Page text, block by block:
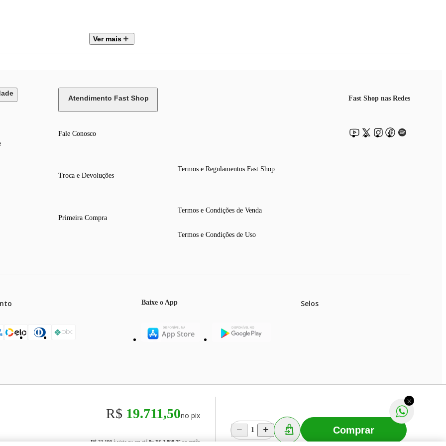
R$ 19.711,50no pix
R$ 23.190 à vista ou em até 8x R$ 2.898,75no cartão
1 Comprar
Ver mais
Atendimento Fast Shop
Fale Conosco
Troca e Devoluções
Primeira Compra
Termos e Regulamentos Fast Shop
Termos e Condições de Venda
Termos e Condições de Uso
Fast Shop nas Redes
Baixe o App Selos
válidos exclusivamente para compras efetuadas no site, podendo diferir na rede de lojas físicas.
os preços e condições comerciais estão sujeitos a alteração sem aviso prévio. Fast Shop S. A. CNPJ: 43.708.379/0001-
Selecionar os Cookies